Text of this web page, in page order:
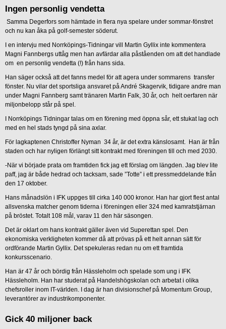
Ingen personlig vendetta
Samma Degerfors som hämtade in flera nya spelare under sommar-fönstret
och nu kan åka på golf-semester söderut.
I en intervju med Norrköpings-Tidningar vill Martin Gyllix inte kommentera
Magni Fannbergs uttåg men han avfärdar alla påståenden om att det handlade
om en personlig vendetta (!) från hans sida.
Han säger också att det fanns medel för att agera under sommarens transfer
fönster. Nu vilar det sportsliga ansvaret på André Skagervik, tidigare andre man
under Magni Fannberg samt tränaren Martin Falk, 30 år, och helt oerfaren när
miljonbelopp står på spel.
I Norrköpings Tidningar talas om en förening med öppna sår, ett stukat lag och
med en hel stads tyngd på sina axlar.
För lagkaptenen Christoffer Nyman 34 år, är det extra känslosamt. Han är från
staden och har nyligen förlängt sitt kontrakt med föreningen till och med 2030.
-När vi började prata om framtiden fick jag ett förslag om längden. Jag blev lite
paff, jag är både hedrad och tacksam, sade ”Totte” i ett pressmeddelande från
den 17 oktober.
Hans månadslön i IFK uppges till cirka 140 000 kronor. Han har gjort flest antal
allsvenska matcher genom tiderna i föreningen eller 324 med kamratstjärnan
på bröstet. Totalt 108 mål, varav 11 den här säsongen.
Det är oklart om hans kontrakt gäller även vid Superettan spel. Den
ekonomiska verkligheten kommer då att prövas på ett helt annan sätt för
ordförande Martin Gyllix. Det spekuleras redan nu om ett framtida
konkursscenario.
Han är 47 år och bördig från Hässleholm och spelade som ung i IFK
Hässleholm. Han har studerat på Handelshögskolan och arbetat i olika
chefsroller inom IT-världen. I dag är han divisionschef på Momentum Group,
leverantörer av industrikomponenter.
Gick 40 miljoner back